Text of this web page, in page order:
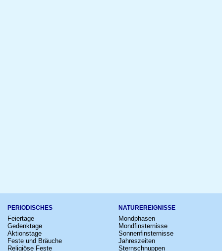
PERIODISCHES
Feiertage
Gedenktage
Aktionstage
Feste und Bräuche
Religiöse Feste
NATUREREIGNISSE
Mondphasen
Mondfinsternisse
Sonnenfinsternisse
Jahreszeiten
Sternschnuppen